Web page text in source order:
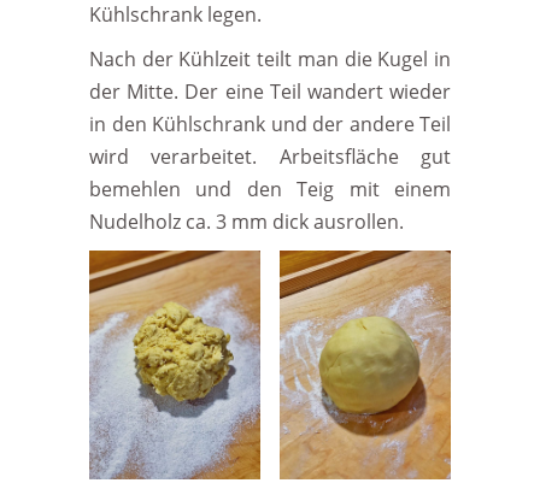
Kühlschrank legen.
Nach der Kühlzeit teilt man die Kugel in
der Mitte. Der eine Teil wandert wieder
in den Kühlschrank und der andere Teil
wird verarbeitet. Arbeitsfläche gut
bemehlen und den Teig mit einem
Nudelholz ca. 3 mm dick ausrollen.